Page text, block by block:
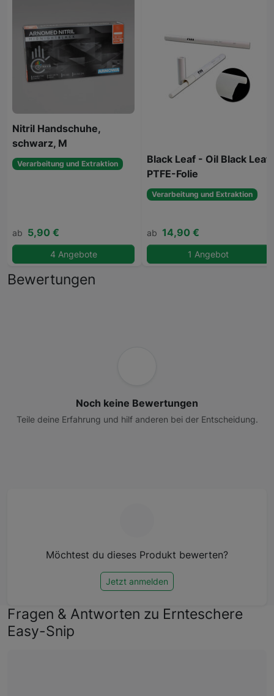
Nitril Handschuhe,
schwarz, M
Verarbeitung und Extraktion
ab 5,90 €
4 Angebote
Black Leaf - Oil Black Leaf
PTFE-Folie
Verarbeitung und Extraktion
ab 14,90 €
1 Angebot
Bewertungen
Noch keine Bewertungen
Teile deine Erfahrung und hilf anderen bei der Entscheidung.
Möchtest du dieses Produkt bewerten?
Jetzt anmelden
Fragen & Antworten zu Ernteschere
Easy-Snip